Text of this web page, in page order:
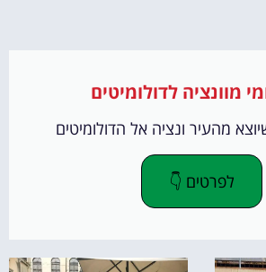
מוונציה לדולומיטים
מהעיר ונציה אל הדולומיטים
לפרטים 👇